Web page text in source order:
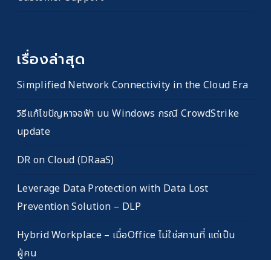
เรื่องล่าสุด
Simplified Network Connectivity in the Cloud Era
วิธีแก้ไขปัญหาจอฟ้า บน Windows กรณี CrowdStrike
update
DR on Cloud (DRaaS)
Leverage Data Protection with Data Lost
Prevention Solution – DLP
Hybrid Workplace – เมื่อOffice ไม่ใช่สถานที่ แต่เป็น
ผู้คน